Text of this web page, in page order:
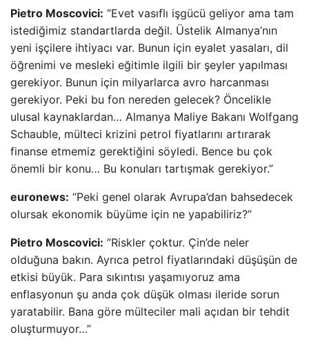
Pietro Moscovici: “Evet vasıflı işgücü geliyor ama tam
istediğimiz standartlarda değil. Üstelik Almanya’nın
yeni işçilere ihtiyacı var. Bunun için eyalet yasaları, dil
öğrenimi ve mesleki eğitimle ilgili bir şeyler yapılması
gerekiyor. Bunun için milyarlarca avro harcanması
gerekiyor. Peki bu fon nereden gelecek? Öncelikle
ulusal kaynaklardan… Almanya Maliye Bakanı Wolfgang
Schauble, mülteci krizini petrol fiyatlarını artırarak
finanse etmemiz gerektiğini söyledi. Bence bu çok
önemli bir konu… Bu konuları tartışmak gerekiyor.”
euronews: “Peki genel olarak Avrupa’dan bahsedecek
olursak ekonomik büyüme için ne yapabiliriz?”
Pietro Moscovici: ”Riskler çoktur. Çin’de neler
olduğuna bakın. Ayrıca petrol fiyatlarındaki düşüşün de
etkisi büyük. Para sıkıntısı yaşamıyoruz ama
enflasyonun şu anda çok düşük olması ileride sorun
yaratabilir. Bana göre mülteciler mali açıdan bir tehdit
oluşturmuyor…”